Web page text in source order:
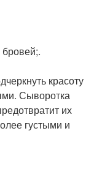
красоту
Сыворотка
их
густыми и